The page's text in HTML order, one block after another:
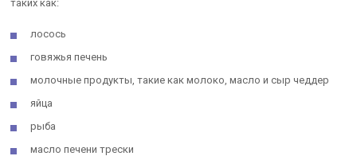
таких как:
лосось
говяжья печень
молочные продукты, такие как молоко, масло и сыр чеддер
яйца
рыба
масло печени трески